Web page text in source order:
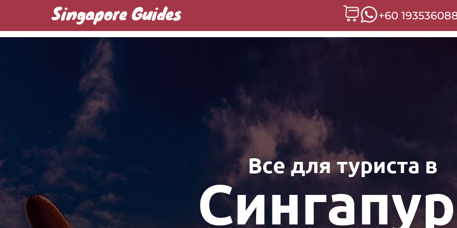
Singapore Guides +60
Домашняя
Все для туриста в